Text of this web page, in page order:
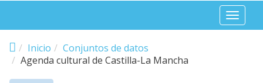
Toggle
Inicio
Conjuntos de datos
Agenda cultural de Castilla-La Mancha